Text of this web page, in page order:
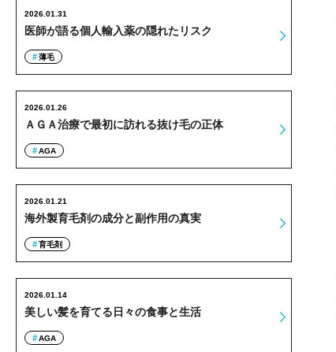
医師が語る個人輸入薬の隠れたリスク
2026.01.31
薄毛
ＡＧＡ治療で最初に訪れる抜け毛の正体
2026.01.26
AGA
海外製育毛剤の成分と副作用の真実
2026.01.21
育毛剤
美しい髪を育てる日々の食事と生活
2026.01.14
AGA